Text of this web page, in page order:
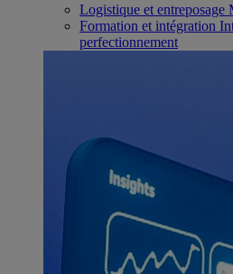
Logistique et entreposage
Formation et intégration
perfectionnement